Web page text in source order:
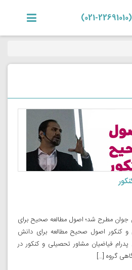
(22691010-021)
جوان مطرح شد؛ اصول مطالعه صحیح برای
اصول صحیح مطالعه برای دانش
پدرام فیاضیان مشاور تحصیلی و کنکور در
گروه […]